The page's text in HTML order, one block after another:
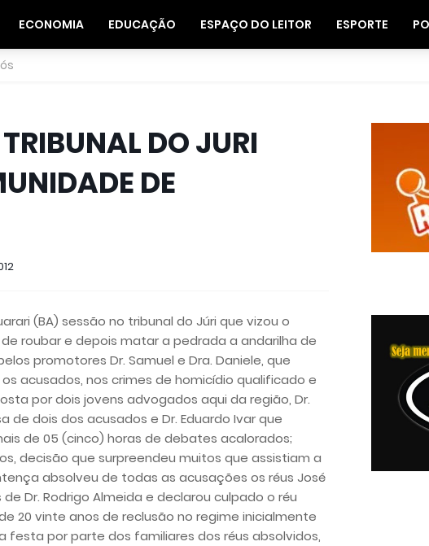
ECONOMIA EDUCAÇÃO ESPAÇO DO LEITOR ESPORTE
DO JURI
DE
(BA) sessão no tribunal do Júri que vizou o
roubar e depois matar a pedrada a andarilha de
promotores Dr. Samuel e Dra. Daniele, que
acusados, nos crimes de homicídio qualificado e
por dois jovens advogados aqui da região, Dr.
dois dos acusados e Dr. Eduardo Ivar que
de 05 (cinco) horas de debates acalorados;
decisão que surpreendeu muitos que assistiam a
absolveu de todas as acusações os réus José
Dr. Rodrigo Almeida e declarou culpado o réu
20 vinte anos de reclusão no regime inicialmente
festa por parte dos familiares dos réus absolvidos,